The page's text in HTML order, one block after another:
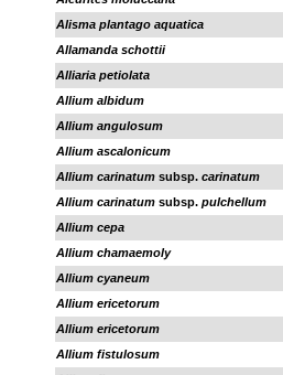
Alisma plantago aquatica
Allamanda schottii
Alliaria petiolata
Allium albidum
Allium angulosum
Allium ascalonicum
Allium carinatum subsp. carinatum
Allium carinatum subsp. pulchellum
Allium cepa
Allium chamaemoly
Allium cyaneum
Allium ericetorum
Allium ericetorum
Allium fistulosum